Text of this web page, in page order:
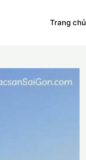
Trang chủ